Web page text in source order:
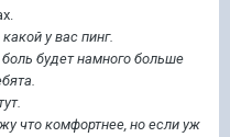
у вас пинг.
будет намного больше
что комфортнее, но если уж